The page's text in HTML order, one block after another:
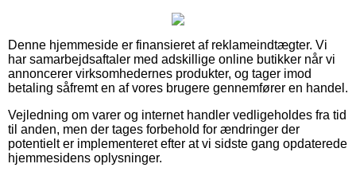
Denne hjemmeside er finansieret af reklameindtægter. Vi
har samarbejdsaftaler med adskillige online butikker når vi
annoncerer virksomhedernes produkter, og tager imod
betaling såfremt en af vores brugere gennemfører en handel.
Vejledning om varer og internet handler vedligeholdes fra tid
til anden, men der tages forbehold for ændringer der
potentielt er implementeret efter at vi sidste gang opdaterede
hjemmesidens oplysninger.